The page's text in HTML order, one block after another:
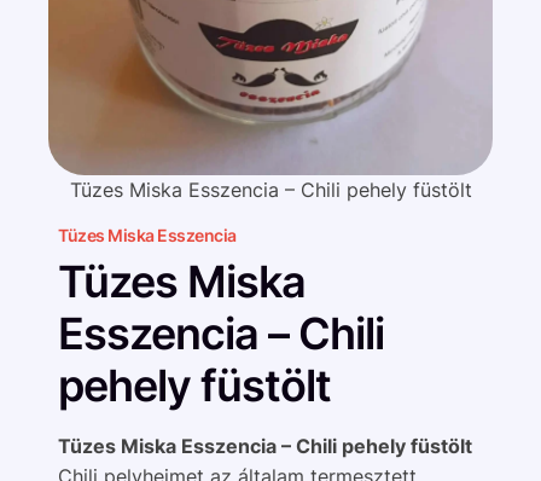
Tüzes Miska Esszencia – Chili pehely füstölt
Tüzes Miska Esszencia
Tüzes Miska
Esszencia – Chili
pehely füstölt
Tüzes Miska Esszencia – Chili pehely füstölt